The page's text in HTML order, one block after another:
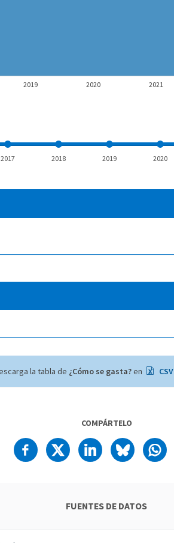
2019 2020 2021
2017 2018 2019 2020
la tabla de ¿Cómo se gasta?en CSV
COMPÁRTELO
FUENTES DE DATOS